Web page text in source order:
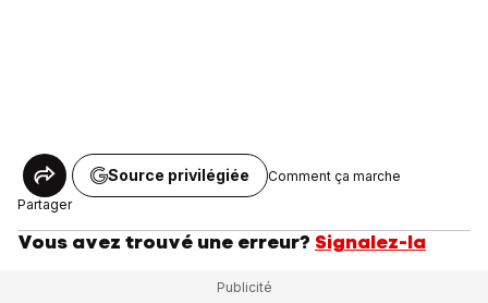
Partager
Source privilégiée Comment ça marche
Vous avez trouvé une erreur? Signalez-la